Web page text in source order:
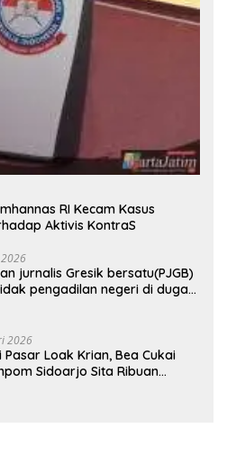
RI Kecam Kasus
Aktivis KontraS
jurnalis Gresik bersatu(PJGB)
pengadilan negeri di duga
2026
Pasar Loak Krian, Bea Cukai
Sidoarjo Sita Ribuan